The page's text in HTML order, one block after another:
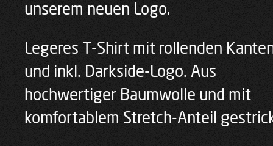
unserem neuen Logo.
Legeres T-Shirt mit rollenden
und inkl. Darkside-Logo. Aus
hochwertiger Baumwolle und mit
komfortablem Stretch-Anteil